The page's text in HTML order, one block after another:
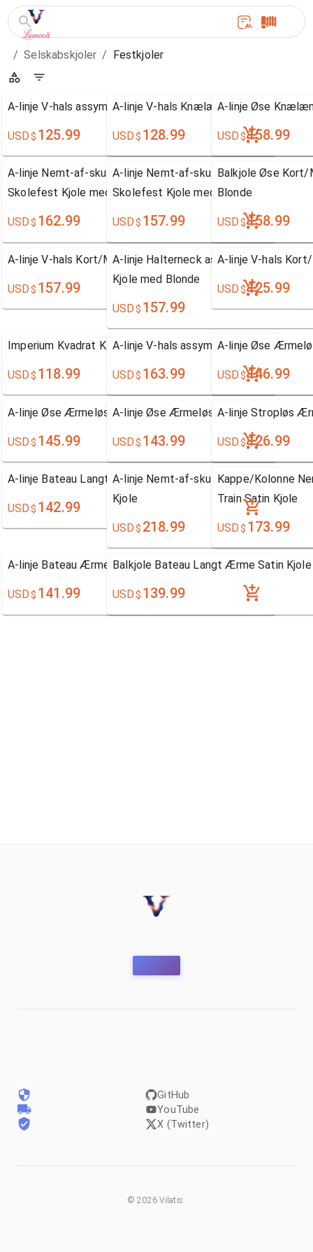
/ Selskabskjoler / Festkjoler
A-linje V-hals assymetrisk Chiffon Skolefest Kjole
USD$ 125.99
A-linje V-hals Knælængde Chiffon
USD$ 128.99
A-linje Øse
USD$158.99
A-linje Nemt-af-skulderen Knælængde Satin
Skolefest Kjole med Blonde
USD$ 162.99
A-linje Nemt-af-skulderen Te-længde
Skolefest Kjole med Blonde
USD$ 157.99
Balkjole Øse
Blonde
USD$158.99
A-linje V-hals Kort/Mini Tyl Skolefest Kjole
USD$ 157.99
A-linje Halterneck assymetrisk Chiffon
Kjole med Blonde
USD$ 157.99
A-linje V-hals
USD$125.99
Imperium Kvadrat Kort/Mini Chiffon Skolefest Kjole
USD$ 118.99
A-linje V-hals assymetrisk Tyl
USD$ 163.99
A-linje Øse
USD$146.99
A-linje Øse Ærmeløs Chiffon Kjole
USD$ 145.99
A-linje Øse Ærmeløs Chiffon Kjole
USD$ 143.99
A-linje Stropløs
USD$126.99
A-linje Bateau Langt Ærme Chiffon Kjole
USD$ 142.99
A-linje Nemt-af-skulderen Sweep/
Kjole
USD$ 218.99
Kappe/Kolonne
Train Satin Kjole
USD$ 173.99
A-linje Bateau Ærmeløs Chiffon Kjole
USD$ 141.99
Balkjole Bateau Langt Ærme Satin Kjole
USD$ 139.99
GitHub
YouTube
X (Twitter)
©2026 Vilatis.